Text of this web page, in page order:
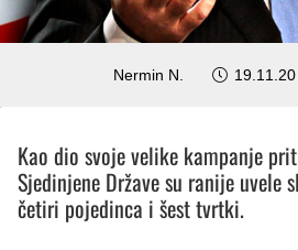
Nermin N. 19.11.20
Kao dio svoje velike kampanje
Sjedinjene Države su ranije uvele
četiri pojedinca i šest tvrtki.